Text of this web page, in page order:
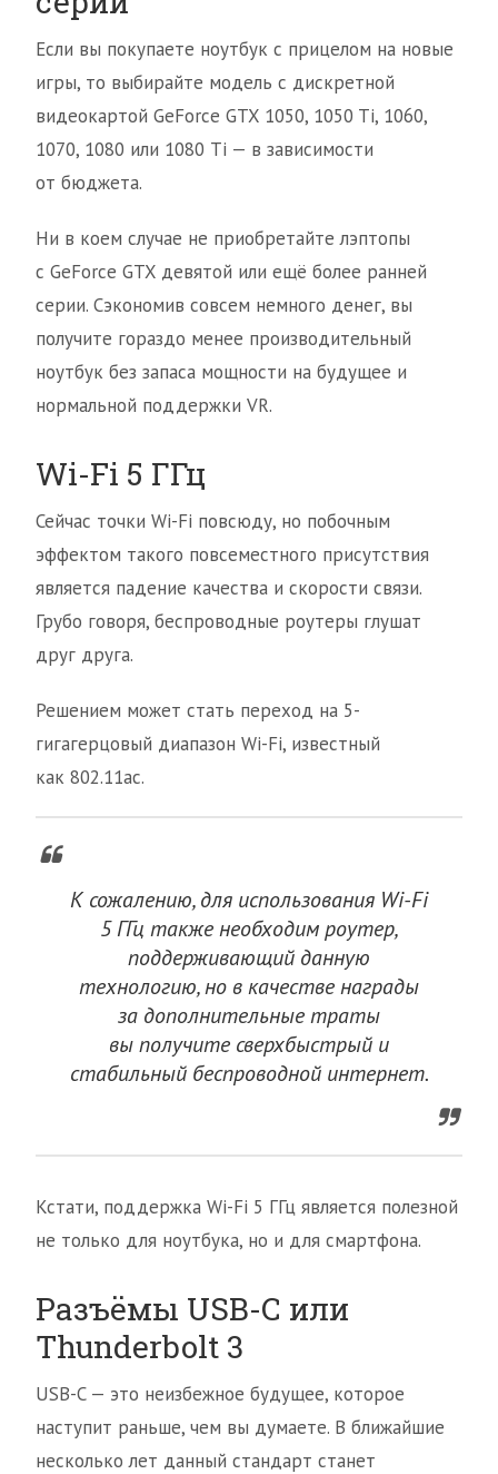
Если вы покупаете ноутбук с прицелом на новые
игры, то выбирайте модель с дискретной
видеокартой GeForce GTX 1050, 1050 Ti, 1060,
1070, 1080 или 1080 Ti — в зависимости
от бюджета.
Ни в коем случае не приобретайте лэптопы
с GeForce GTX девятой или ещё более ранней
серии. Сэкономив совсем немного денег, вы
получите гораздо менее производительный
ноутбук без запаса мощности на будущее и
нормальной поддержки VR.
Wi-Fi 5 ГГц
Сейчас точки Wi-Fi повсюду, но побочным
эффектом такого повсеместного присутствия
является падение качества и скорости связи.
Грубо говоря, беспроводные роутеры глушат
друг друга.
Решением может стать переход на 5-
гигагерцовый диапазон Wi-Fi, известный
как 802.11ac.
К сожалению, для использования Wi-Fi
5 ГГц также необходим роутер,
поддерживающий данную
технологию, но в качестве награды
за дополнительные траты
вы получите сверхбыстрый и
стабильный беспроводной интернет.
Кстати, поддержка Wi-Fi 5 ГГц является полезной
не только для ноутбука, но и для смартфона.
Разъёмы USB-C или
Thunderbolt 3
USB-C — это неизбежное будущее, которое
наступит раньше, чем вы думаете. В ближайшие
несколько лет данный стандарт станет